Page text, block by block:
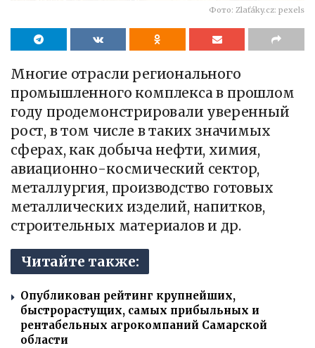
Фото: Zlaťáky.cz: pexels
Многие отрасли регионального
промышленного комплекса в прошлом
году продемонстрировали уверенный
рост, в том числе в таких значимых
сферах, как добыча нефти, химия,
авиационно-космический сектор,
металлургия, производство готовых
металлических изделий, напитков,
строительных материалов и др.
Читайте также:
Опубликован рейтинг крупнейших,
быстрорастущих, самых прибыльных и
рентабельных агрокомпаний Самарской
области